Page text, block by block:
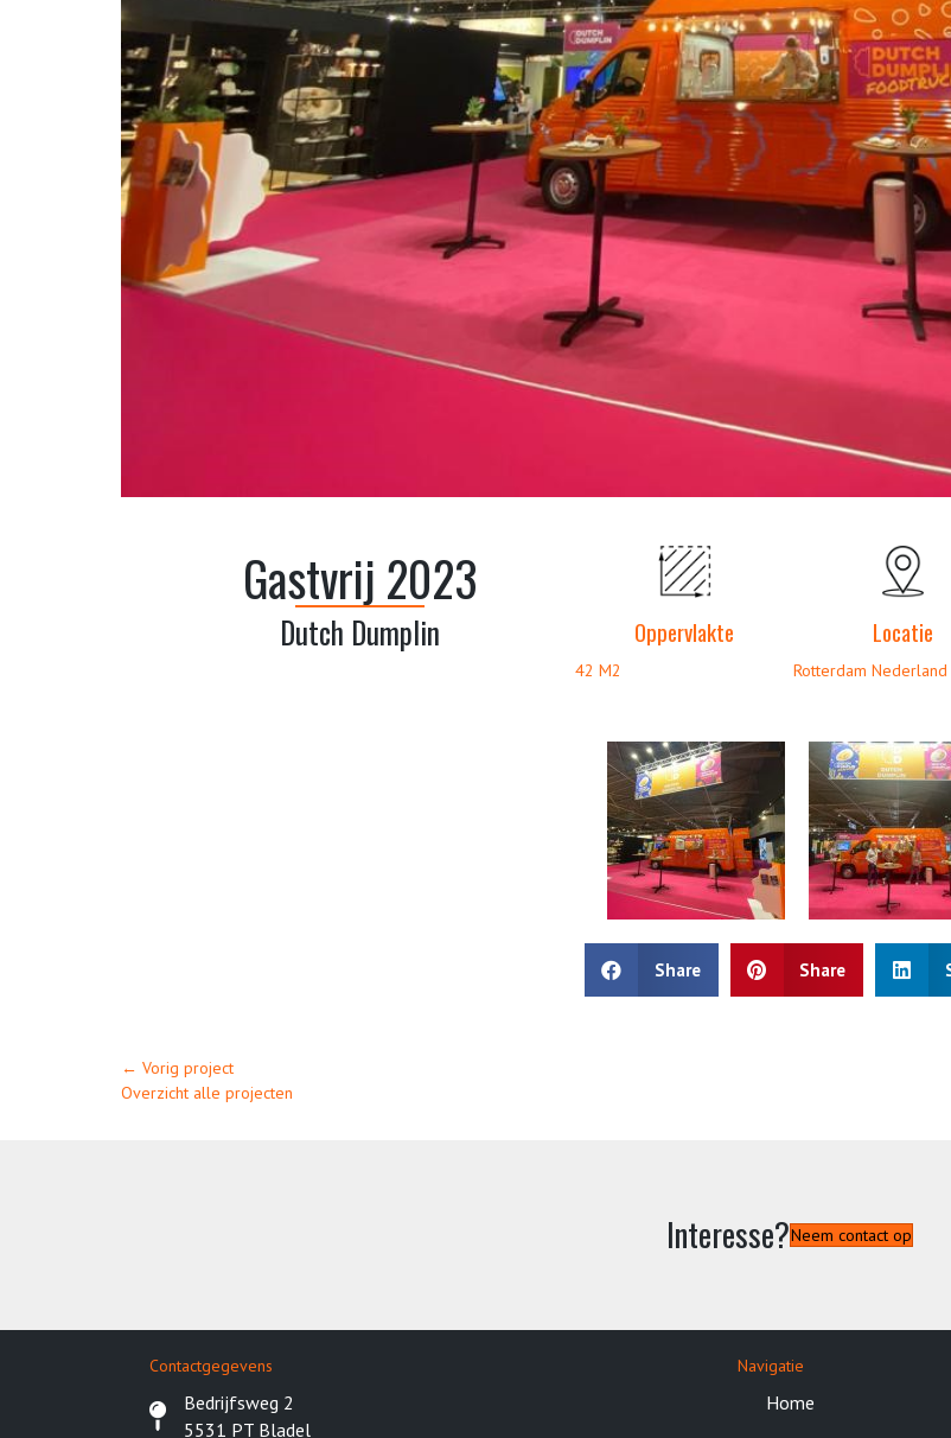
Gastvrij 2023
Dutch Dumplin Oppervlakte
42 M2
Locatie
Rotterdam Nederland
Share Share
Posts
navigation
← Vorig project
Overzicht alle projecten
Interesse?Neem contact op
Contactgegevens
Bedrijfsweg 2
5531 PT Bladel
Navigatie
Home